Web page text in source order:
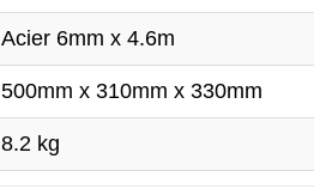
Acier 6mm x 4.6m
500mm x 310mm x 330mm
8.2 kg